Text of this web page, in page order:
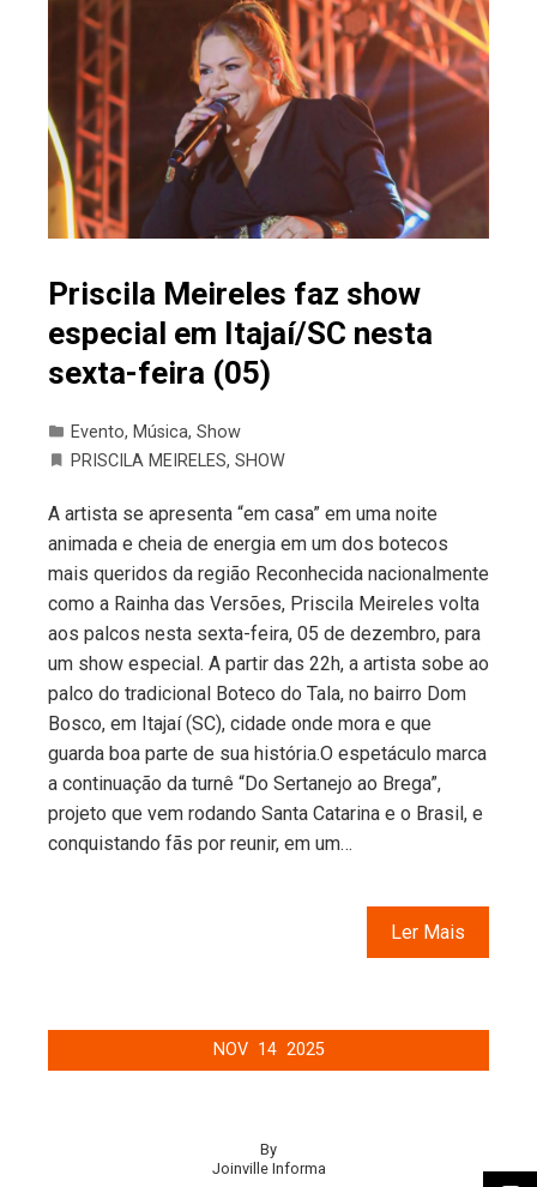
Priscila Meireles faz show
especial em Itajaí/SC nesta
sexta-feira (05)
Evento, Música, Show
PRISCILA MEIRELES, SHOW
A artista se apresenta “em casa” em uma noite
animada e cheia de energia em um dos botecos
mais queridos da região Reconhecida nacionalmente
como a Rainha das Versões, Priscila Meireles volta
aos palcos nesta sexta-feira, 05 de dezembro, para
um show especial. A partir das 22h, a artista sobe ao
palco do tradicional Boteco do Tala, no bairro Dom
Bosco, em Itajaí (SC), cidade onde mora e que
guarda boa parte de sua história.O espetáculo marca
a continuação da turnê “Do Sertanejo ao Brega”,
projeto que vem rodando Santa Catarina e o Brasil, e
conquistando fãs por reunir, em um…
Ler Mais
NOV 14 2025
By
Joinville Informa